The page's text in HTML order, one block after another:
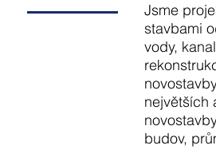
Jsme
stavbami
vody,
největších
budov,